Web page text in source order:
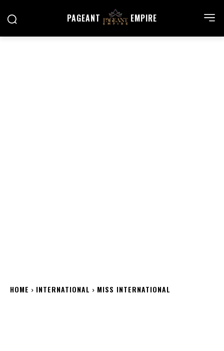
PAGEANT EMPIRE
HOME INTERNATIONAL MISS INTERNATIONAL